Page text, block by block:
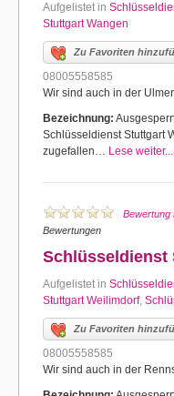
Aufgelistet in
Stuttgart Wangen
Zu Favoriten
08005558585
Wir sind auch in der
Bezeichnung:
Schlüsseldienst Stuttgart
zugefallen… Lese weiter...
Bewertung
Bewertungen
Schlüsseldienst
Aufgelistet in
Stuttgart Weilimdorf,
Zu Favoriten
08005558585
Wir sind auch in der